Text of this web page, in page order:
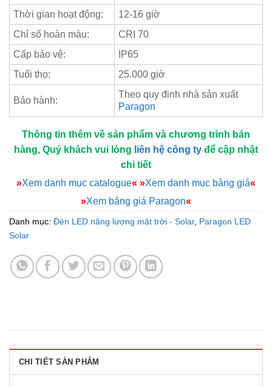
Thời gian hoạt động:
12-16 giờ
Chỉ số hoàn màu:
CRI 70
Cấp bảo vệ:
IP65
Tuổi thọ:
25.000 giờ
Bảo hành:
Theo quy định nhà sản xuất
Paragon
Thông tin thêm về sản phẩm và chương trình bán
hàng, Quý khách vui lòng liên hệ công ty để cập nhật
chi tiết
»Xem danh mục catalogue« »Xem danh mục bảng giá«
»Xem bảng giá Paragon«
Danh mục: Đèn LED năng lượng mặt trời - Solar, Paragon LED
Solar
CHI TIẾT SẢN PHẨM